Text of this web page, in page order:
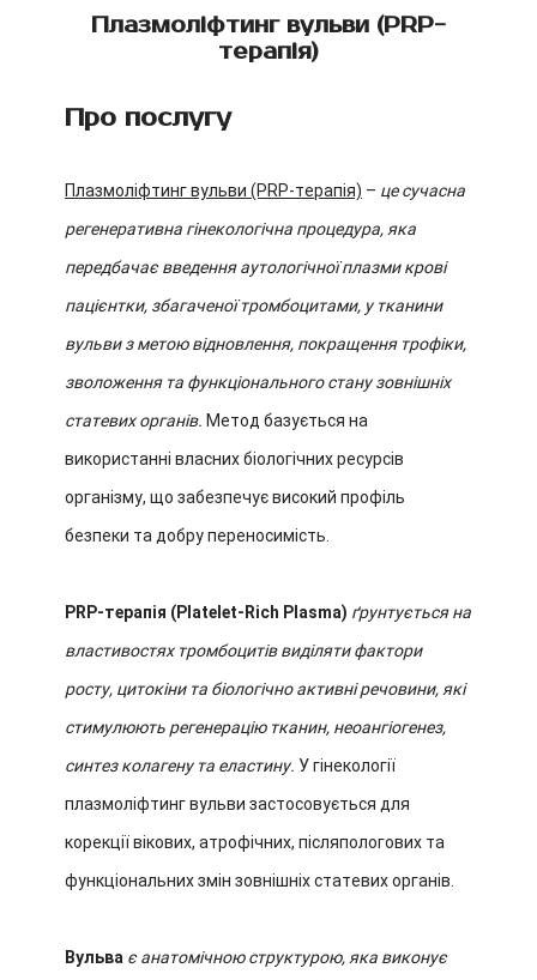
Плазмоліфтинг вульви (PRP-
терапія)
Про послугу
Плазмоліфтинг вульви (PRP-терапія) – це сучасна
регенеративна гінекологічна процедура, яка
передбачає введення аутологічної плазми крові
пацієнтки, збагаченої тромбоцитами, у тканини
вульви з метою відновлення, покращення трофіки,
зволоження та функціонального стану зовнішніх
статевих органів. Метод базується на
використанні власних біологічних ресурсів
організму, що забезпечує високий профіль
безпеки та добру переносимість.
PRP-терапія (Platelet-Rich Plasma) ґрунтується на
властивостях тромбоцитів виділяти фактори
росту, цитокіни та біологічно активні речовини, які
стимулюють регенерацію тканин, неоангіогенез,
синтез колагену та еластину. У гінекології
плазмоліфтинг вульви застосовується для
корекції вікових, атрофічних, післяпологових та
функціональних змін зовнішніх статевих органів.
Вульва є анатомічною структурою, яка виконує